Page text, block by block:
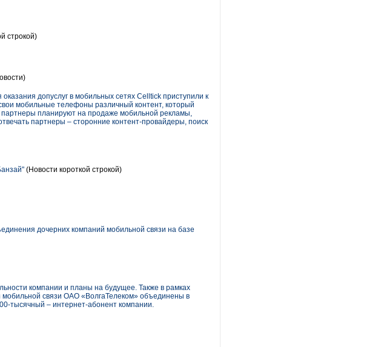
строкой)
допуслуг в мобильных сетях Celltick приступили к
мобильные телефоны различный контент, который
планируют на продаже мобильной рекламы,
партнеры – сторонние контент-провайдеры, поиск
(Новости короткой строкой)
дочерних компаний мобильной связи на базе
компании и планы на будущее. Также в рамках
связи ОАО «ВолгаТелеком» объединены в
тысячный – интернет-абонент компании.